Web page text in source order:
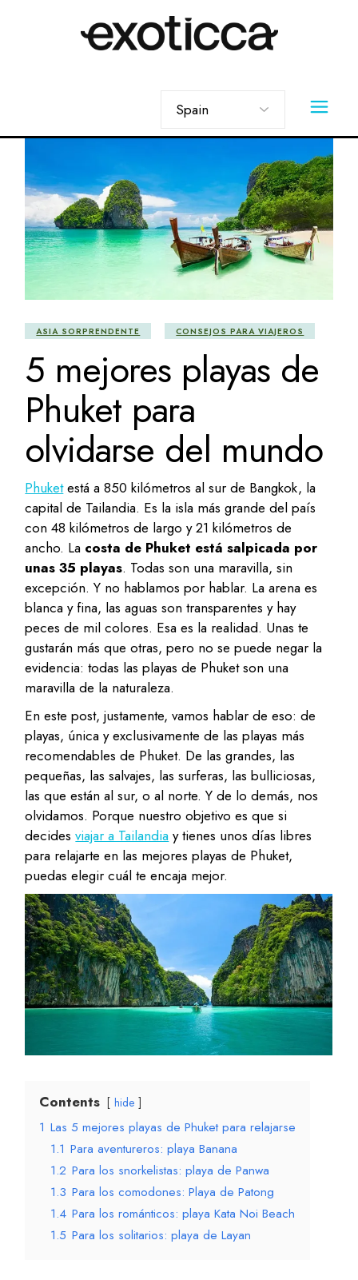
idioma
ASIA SORPRENDENTE CONSEJOS PARA VIAJEROS
5 mejores playas de
Phuket para
olvidarse del mundo
Phuketestá a 850 kilómetros al sur de Bangkok, la
capital de Tailandia. Es la isla más grande del país
con 48 kilómetros de largo y 21 kilómetros de
ancho. La costa de Phuket está salpicada por
unas 35 playas. Todas son una maravilla, sin
excepción. Y no hablamos por hablar. La arena es
blanca y fina, las aguas son transparentes y hay
peces de mil colores. Esa es la realidad. Unas te
gustarán más que otras, pero no se puede negar la
evidencia: todas las playas de Phuket son una
maravilla de la naturaleza.
En este post, justamente, vamos hablar de eso: de
playas, única y exclusivamente de las playas más
recomendables de Phuket. De las grandes, las
pequeñas, las salvajes, las surferas, las bulliciosas,
las que están al sur, o al norte. Y de lo demás, nos
olvidamos. Porque nuestro objetivo es que si
decidesviajar a Tailandia y tienes unos días libres
para relajarte en las mejores playas de Phuket,
puedas elegir cuál te encaja mejor.
Contents hide
1 Las 5 mejores playas de Phuket para relajarse
1.1 Para aventureros: playa Banana
1.2 Para los snorkelistas: playa de Panwa
1.3 Para los comodones: Playa de Patong
1.4 Para los románticos: playa Kata Noi Beach
1.5 Para los solitarios: playa de Layan